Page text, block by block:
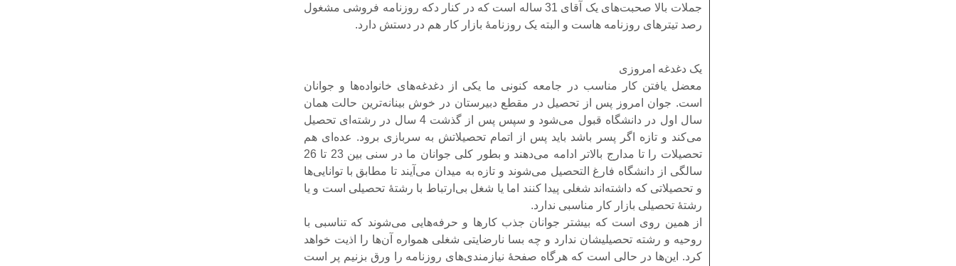
جملات بالا صحبت‌های یک آقای 31 ساله است که در کنار دکه روزنامه فروشی مشغول
رصد تیترهای روزنامه هاست و البته یک روزنامهٔ بازار کار هم در دستش دارد.
یک دغدغه امروزی
معضل یافتن کار مناسب در جامعه کنونی ما یکی از دغدغه‌های خانواده‌ها و جوانان
است. جوان امروز پس از تحصیل در مقطع دبیرستان در خوش بینانه‌ترین حالت‌‌ همان
سال اول در دانشگاه قبول می‌شود و سپس پس از گذشت 4 سال در رشته‌ای تحصیل
می‌کند و تازه اگر پسر باشد باید پس از اتمام تحصیلاتش به سربازی برود. عده‌ای هم
تحصیلات را تا مدارج بالا‌تر ادامه می‌دهند و بطور کلی جوانان ما در سنی بین 23 تا 26
سالگی از دانشگاه فارغ التحصیل می‌شوند و تازه به میدان می‌آیند تا مطابق با توانایی‌ها
و تحصیلاتی که داشته‌اند شغلی پیدا کنند اما یا شغل بی‌ارتباط با رشتهٔ تحصیلی است و یا
رشتهٔ تحصیلی بازار کار مناسبی ندارد.
از همین روی است که بیشتر جوانان جذب کار‌ها و حرفه‌هایی می‌شوند که تناسبی با
روحیه و رشته تحصیلیشان ندارد و چه بسا نارضایتی شغلی همواره آن‌ها را اذیت خواهد
کرد. این‌ها در حالی است که هر‌گاه صفحهٔ نیازمندی‌های روزنامه را ورق بزنیم پر است